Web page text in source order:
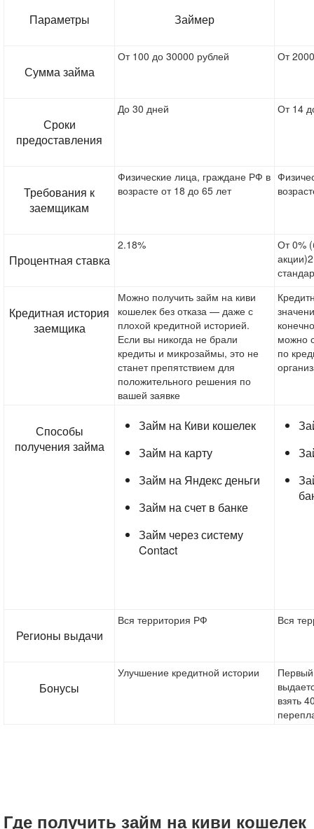
Параметры Займер
Сумма займа
От 100 до 30000 рублей От
Сроки
предоставления
До 30 дней От 14
Требования к
заемщикам
Физические лица, граждане РФ в
возрасте от 18 до 65 лет
Процентная ставка
2.18%
От 0%
Кредитная история
заемщика
Можно получить займ на киви
кошелек без отказа — даже с
плохой кредитной историей.
Если вы никогда не брали
кредиты и микрозаймы, это не
станет препятствием для
положительного решения по
вашей заявке
можно
по
Способы
получения займа
Займ на Киви кошелек
Займ на карту
Займ на Яндекс деньги
Займ на счет в банке
Займ через систему
Contact
Регионы выдачи
Вся территория РФ Вся
Бонусы
Улучшение кредитной истории
взять
Где получить займ на киви кошелек